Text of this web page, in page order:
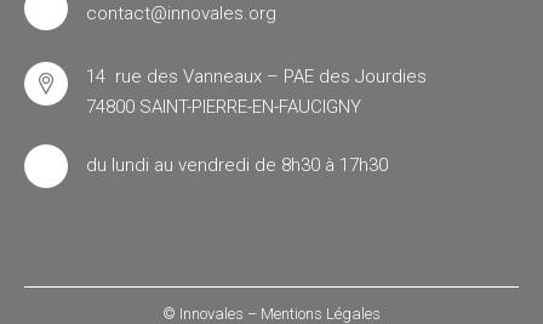
contact@innovales.org
14 rue des Vanneaux – PAE des Jourdies
74800 SAINT-PIERRE-EN-FAUCIGNY
du lundi au vendredi de 8h30 à 17h30
© Innovales – Mentions Légales